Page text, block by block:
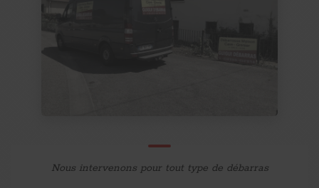
Nous intervenons pour tout type de débarras